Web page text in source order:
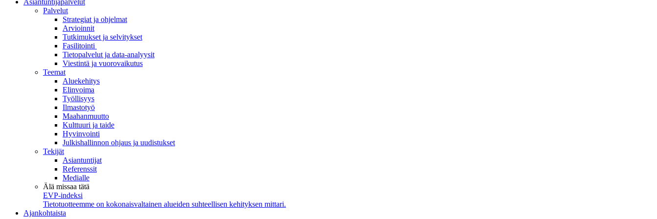
Asiantuntijapalvelut
Palvelut
Strategiat ja ohjelmat
Arvioinnit
Tutkimukset ja selvitykset
Fasilitointi
Tietopalvelut ja data-analyysit
Viestintä ja vuorovaikutus
Teemat
Aluekehitys
Elinvoima
Työllisyys
Ilmastotyö
Maahanmuutto
Kulttuuri ja taide
Hyvinvointi
Julkishallinnon ohjaus ja uudistukset
Tekijät
Asiantuntijat
Referenssit
Medialle
Älä missaa tätä
EVP-indeksi
Tietotuotteemme on kokonaisvaltainen alueiden suhteellisen kehityksen mittari.
Ajankohtaista